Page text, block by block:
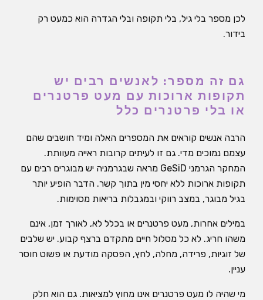
לכן מספר בלי גיל, בלי תקופה ובלי הגדרה הוא כמעט רק
בידור.
גם זה מספר: לאנשים רבים יש
תקופות ארוכות עם מעט פרטנרים
או בלי פרטנרים כלל
הרבה אנשים קוראים את המספרים האלה ומיד חושבים שהם
עצמם נמוכים מדי. גם זו לעיתים קרובות ראייה מעוותת.
המחקר הגרמני GeSiD מראה שבגרמניה יש מבוגרים רבים עם
תקופות ארוכות ללא יחסי מין בתוך קשר. הדבר הופיע יותר
בגיל מבוגר, במצב רווקי ובמגבלות בריאות מסוימות.
במילים אחרות, מעט פרטנרים או בכלל לא, לאורך זמן, אינם
משהו חריג. לא כל מסלול חיים מתקדם ברצף קבוע. יש שלבים
של זוגיות, פרידה, מחלה, לחץ, הפסקה מודעת או פשוט חוסר
עניין.
מי שהיה לו מעט פרטנרים אינו מחוץ למציאות. גם הוא חלק